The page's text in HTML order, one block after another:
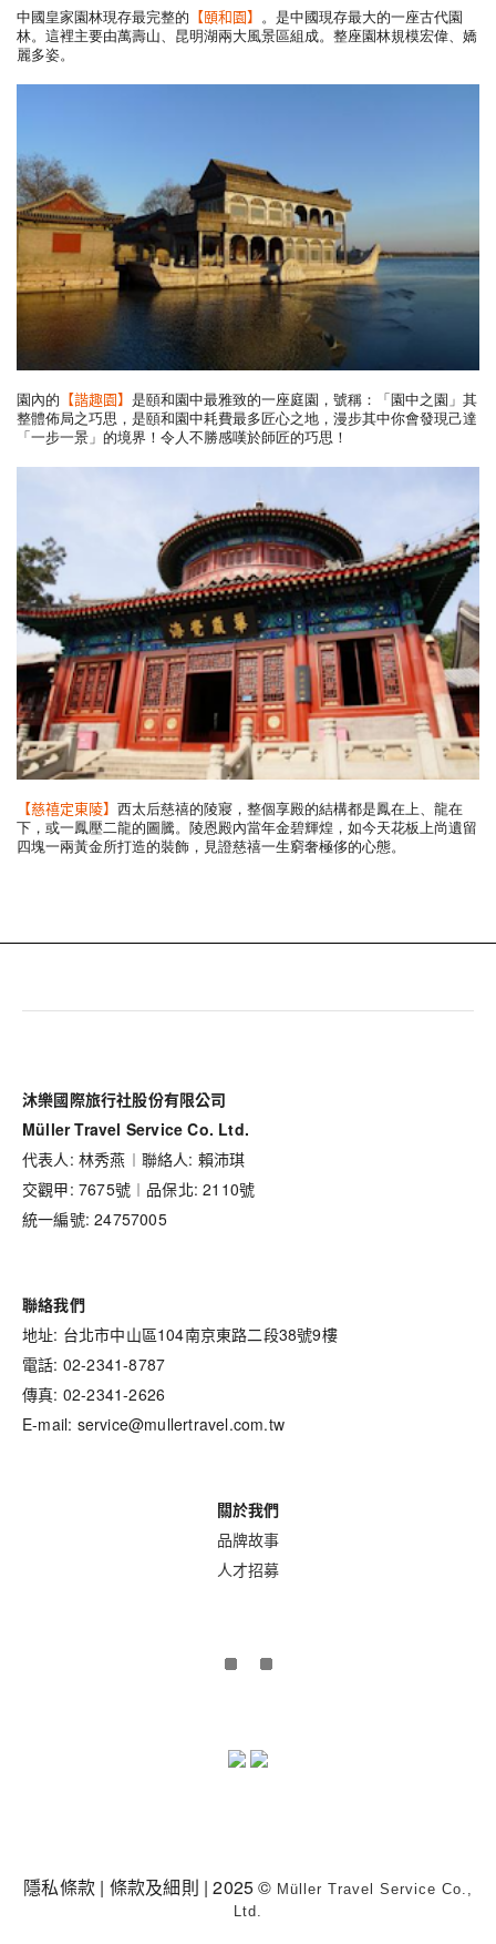
中國皇家園林現存最完整的 【頤和園】 。是中國現存最大的一座古代園
林。這裡主要由萬壽山、昆明湖兩大風景區組成。整座園林規模宏偉、嬌
麗多姿。
園內的 【諧趣園】 是頤和園中最雅致的一座庭園，號稱：「園中之園」其
整體佈局之巧思，是頤和園中耗費最多匠心之地，漫步其中你會發現己達
「一步一景」的境界！令人不勝感嘆於師匠的巧思！
【慈禧定東陵】 西太后慈禧的陵寢，整個享殿的結構都是鳳在上、龍在
下，或一鳳壓二龍的圖騰。陵恩殿內當年金碧輝煌，如今天花板上尚遺留
四塊一兩黃金所打造的裝飾，見證慈禧一生窮奢極侈的心態。
沐樂國際旅行社股份有限公司
Müller Travel Service Co. Ltd.
代表人: 林秀燕︱聯絡人: 賴沛琪
交觀甲: 7675號︱品保北: 2110號
統一編號: 24757005
聯絡我們
地址: 台北市中山區104南京東路二段38號9樓
電話: 02-2341-8787
傳真: 02-2341-2626
E-mail: service@mullertravel.com.tw
關於我們
品牌故事
人才招募
隱私條款 | 條款及細則 | 2025 © Müller Travel Service Co.,
Ltd.